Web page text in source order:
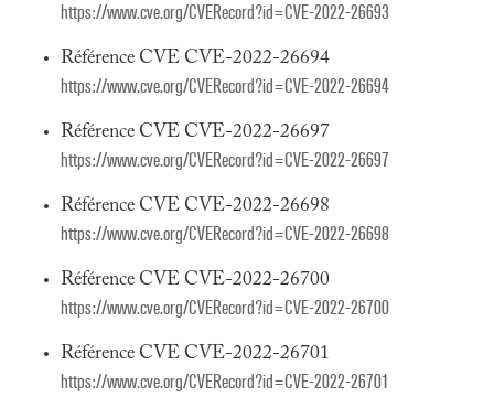
https://www.cve.org/CVERecord?id=CVE-2022-26693
Référence CVE CVE-2022-26694
https://www.cve.org/CVERecord?id=CVE-2022-26694
Référence CVE CVE-2022-26697
https://www.cve.org/CVERecord?id=CVE-2022-26697
Référence CVE CVE-2022-26698
https://www.cve.org/CVERecord?id=CVE-2022-26698
Référence CVE CVE-2022-26700
https://www.cve.org/CVERecord?id=CVE-2022-26700
Référence CVE CVE-2022-26701
https://www.cve.org/CVERecord?id=CVE-2022-26701